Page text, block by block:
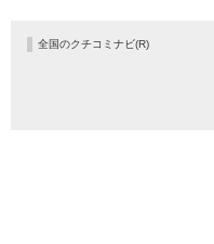
全国のクチコミナビ(R)